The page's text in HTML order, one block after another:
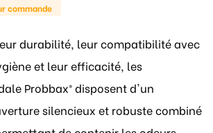
commande
durabilité, leur compatibilité avec
et leur efficacité, les
Probbax® disposent d'un
silencieux et robuste combiné